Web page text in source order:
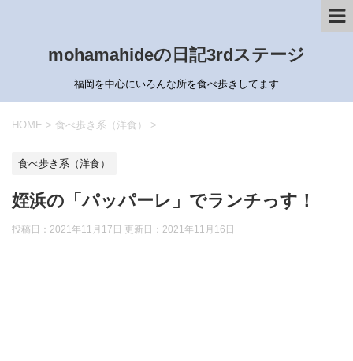
mohamahideの日記3rdステージ
福岡を中心にいろんな所を食べ歩きしてます
HOME > 食べ歩き系（洋食） >
食べ歩き系（洋食）
姪浜の「パッパーレ」でランチっす！
投稿日：2021年11月17日 更新日： 2021年11月16日